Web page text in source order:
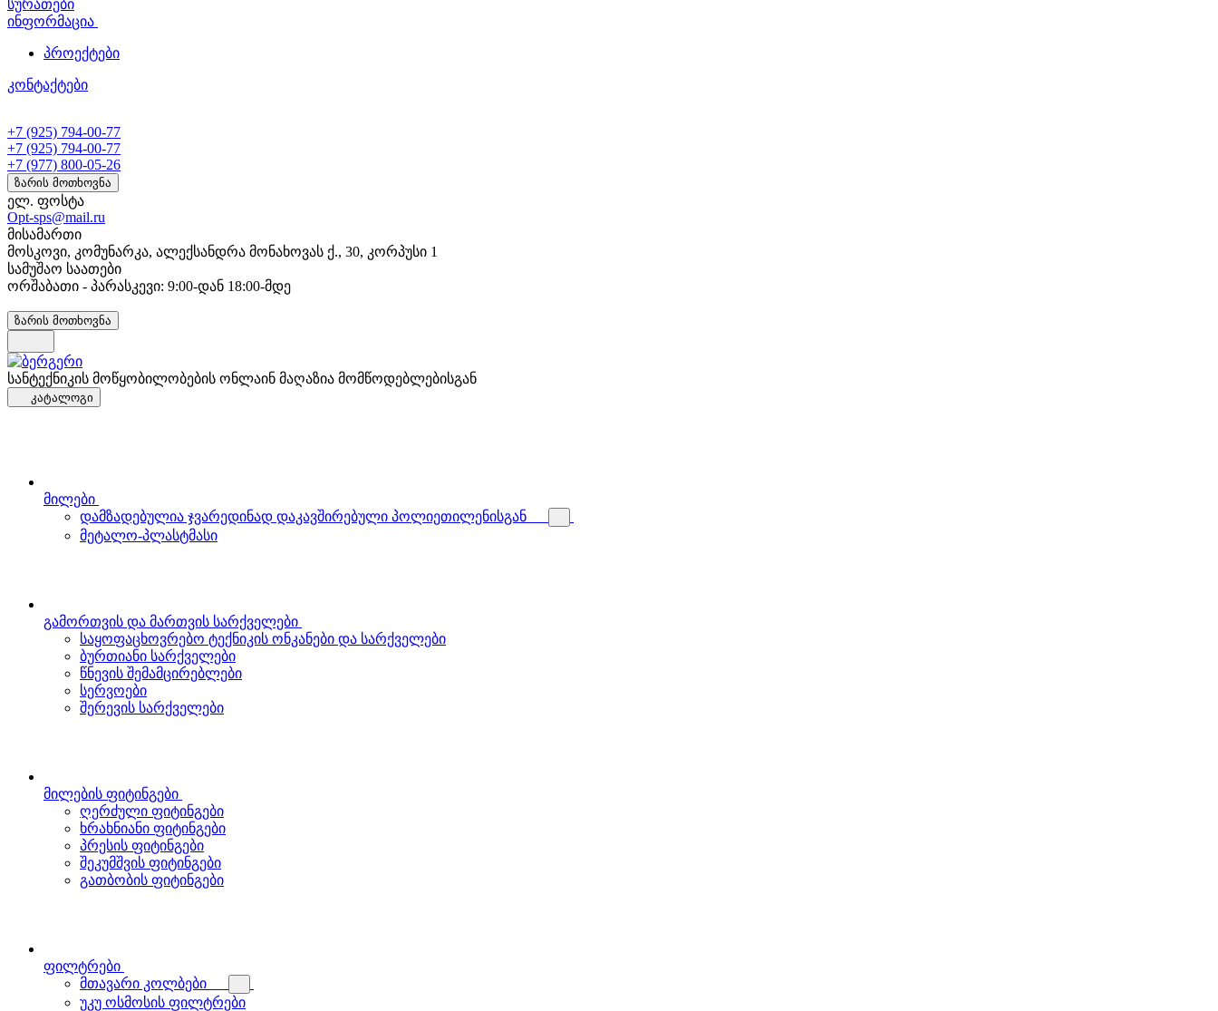
სურათები
ინფორმაცია
პროექტები
კონტაქტები
+7 (925) 794-00-77
+7 (925) 794-00-77
+7 (977) 800-05-26
ზარის მოთხოვნა
ელ. ფოსტა
Opt-sps@mail.ru
მისამართი
მოსკოვი, კომუნარკა, ალექსანდრა მონახოვას ქ., 30, კორპუსი 1
სამუშაო საათები
ორშაბათი - პარასკევი: 9:00-დან 18:00-მდე
ზარის მოთხოვნა
სანტექნიკის მოწყობილობების ონლაინ მაღაზია მომწოდებლებისგან
კატალოგი
მილები
დამზადებულია ჯვარედინად დაკავშირებული პოლიეთილენისგან
მეტალო-პლასტმასი
გამორთვის და მართვის სარქველები
საყოფაცხოვრებო ტექნიკის ონკანები და სარქველები
ბურთიანი სარქველები
წნევის შემამცირებლები
სერვოები
შერევის სარქველები
მილების ფიტინგები
ღერძული ფიტინგები
ხრახნიანი ფიტინგები
პრესის ფიტინგები
შეკუმშვის ფიტინგები
გათბობის ფიტინგები
ფილტრები
მთავარი კოლბები
უკუ ოსმოსის ფილტრები